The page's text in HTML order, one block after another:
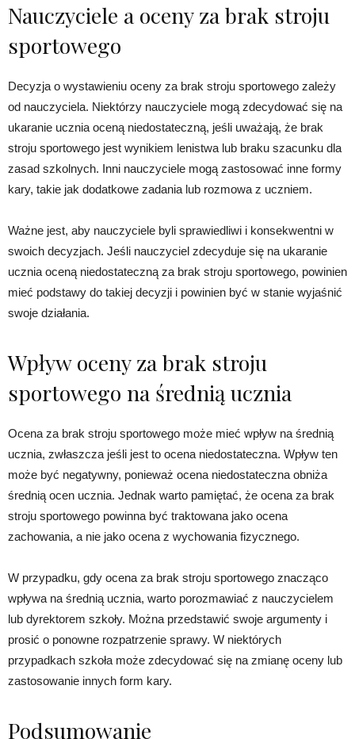
Nauczyciele a oceny za brak stroju
sportowego
Decyzja o wystawieniu oceny za brak stroju sportowego zależy
od nauczyciela. Niektórzy nauczyciele mogą zdecydować się na
ukaranie ucznia oceną niedostateczną, jeśli uważają, że brak
stroju sportowego jest wynikiem lenistwa lub braku szacunku dla
zasad szkolnych. Inni nauczyciele mogą zastosować inne formy
kary, takie jak dodatkowe zadania lub rozmowa z uczniem.
Ważne jest, aby nauczyciele byli sprawiedliwi i konsekwentni w
swoich decyzjach. Jeśli nauczyciel zdecyduje się na ukaranie
ucznia oceną niedostateczną za brak stroju sportowego, powinien
mieć podstawy do takiej decyzji i powinien być w stanie wyjaśnić
swoje działania.
Wpływ oceny za brak stroju
sportowego na średnią ucznia
Ocena za brak stroju sportowego może mieć wpływ na średnią
ucznia, zwłaszcza jeśli jest to ocena niedostateczna. Wpływ ten
może być negatywny, ponieważ ocena niedostateczna obniża
średnią ocen ucznia. Jednak warto pamiętać, że ocena za brak
stroju sportowego powinna być traktowana jako ocena
zachowania, a nie jako ocena z wychowania fizycznego.
W przypadku, gdy ocena za brak stroju sportowego znacząco
wpływa na średnią ucznia, warto porozmawiać z nauczycielem
lub dyrektorem szkoły. Można przedstawić swoje argumenty i
prosić o ponowne rozpatrzenie sprawy. W niektórych
przypadkach szkoła może zdecydować się na zmianę oceny lub
zastosowanie innych form kary.
Podsumowanie